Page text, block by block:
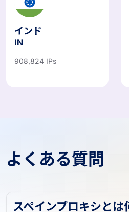
インド
IN
よくある質問